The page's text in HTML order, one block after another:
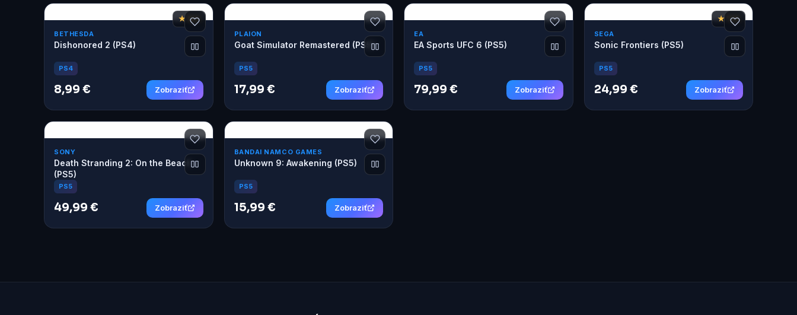
★ 8,3
BETHESDA
Dishonored 2 (PS4)
PS4
8,99 € Zobraziť
PLAION
Goat Simulator Remastered (PS5)
PS5
17,99 € Zobraziť
EA
EA Sports UFC 6 (PS5)
PS5
79,99 € Zobraziť
★ 7,6
SEGA
Sonic Frontiers (PS5)
PS5
24,99 € Zobraziť
SONY
Death Stranding 2: On the Beach
(PS5)
PS5
49,99 € Zobraziť
BANDAI NAMCO GAMES
Unknown 9: Awakening (PS5)
PS5
15,99 € Zobraziť